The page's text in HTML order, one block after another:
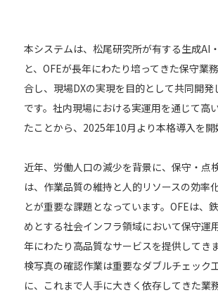
本システムは、松尾研究所が有する生成AI
と、OFEが長年にわたり培ってきた保守業
合し、現場DXの実現を目的として共同開発
です。社内現場における実運用を通じて高
たことから、2025年10月より本格導入を開
近年、労働人口の減少を背景に、保守・点
は、作業品質の維持と人的リソースの効率
とが重要な課題となっています。OFEは、
めとする社会インフラ領域において保守運
年にわたり高品質なサービスを提供してき
検写真の確認作業は重要なダブルチェック
に、これまで人手に大きく依存してきた業